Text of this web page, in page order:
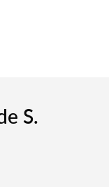
S.